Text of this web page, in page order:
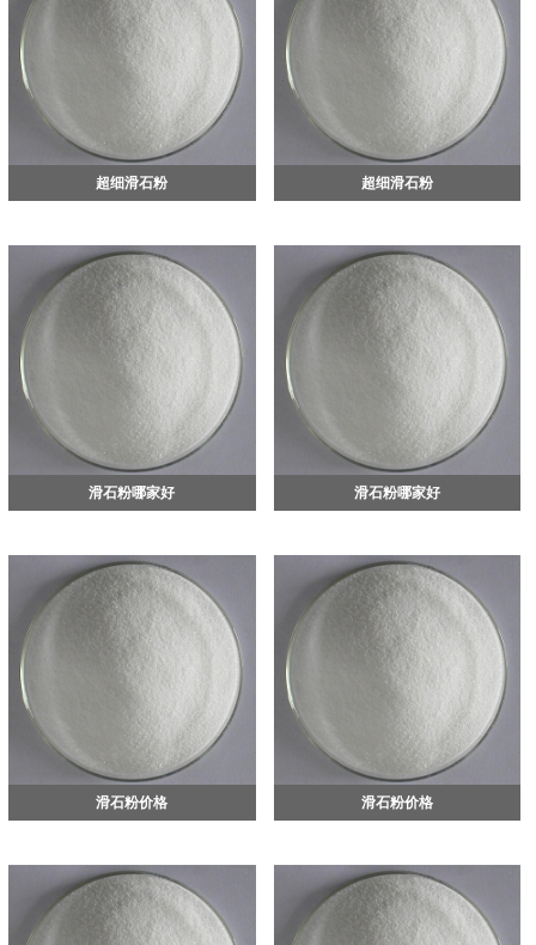
超细滑石粉 超细滑石粉
滑石粉哪家好 滑石粉哪家好
滑石粉价格 滑石粉价格